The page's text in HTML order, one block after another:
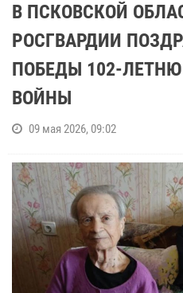
В ПСКОВСКОЙ
РОСГВАРДИИ
ПОБЕДЫ 102-
ВОЙНЫ
09 мая 2026, 09:02